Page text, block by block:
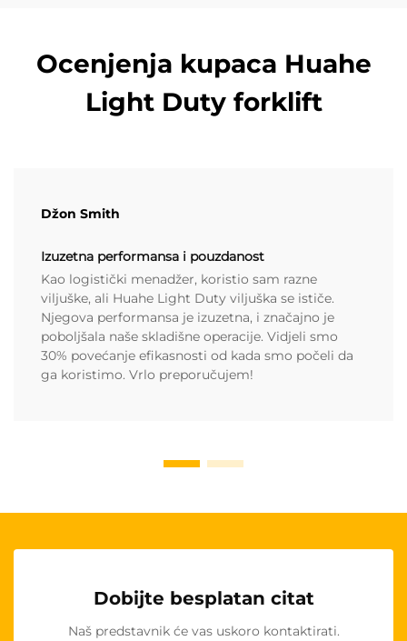
Ocenjenja kupaca Huahe
Light Duty forklift
Džon Smith
Izuzetna performansa i pouzdanost
Kao logistički menadžer, koristio sam razne
viljuške, ali Huahe Light Duty viljuška se ističe.
Njegova performansa je izuzetna, i značajno je
poboljšala naše skladišne operacije. Vidjeli smo
30% povećanje efikasnosti od kada smo počeli da
ga koristimo. Vrlo preporučujem!
Dobijte besplatan citat
Naš predstavnik će vas uskoro kontaktirati.